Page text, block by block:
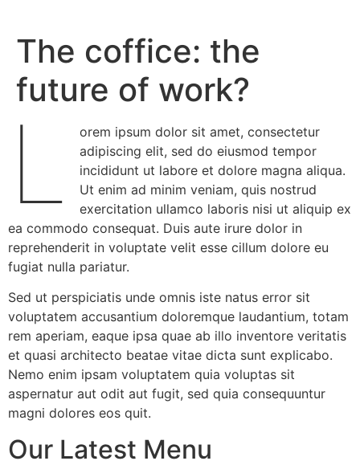
The coffice: the
future of work?
L
orem ipsum dolor sit amet, consectetur
adipiscing elit, sed do eiusmod tempor
incididunt ut labore et dolore magna aliqua.
Ut enim ad minim veniam, quis nostrud
exercitation ullamco laboris nisi ut aliquip ex
ea commodo consequat. Duis aute irure dolor in
reprehenderit in voluptate velit esse cillum dolore eu
fugiat nulla pariatur.
Sed ut perspiciatis unde omnis iste natus error sit
voluptatem accusantium doloremque laudantium, totam
rem aperiam, eaque ipsa quae ab illo inventore veritatis
et quasi architecto beatae vitae dicta sunt explicabo.
Nemo enim ipsam voluptatem quia voluptas sit
aspernatur aut odit aut fugit, sed quia consequuntur
magni dolores eos quit.
Our Latest Menu